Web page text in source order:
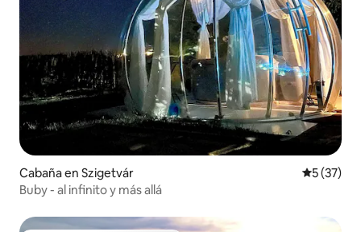
Cabaña en Szigetvár
5 (37)
Buby - al infinito y más allá